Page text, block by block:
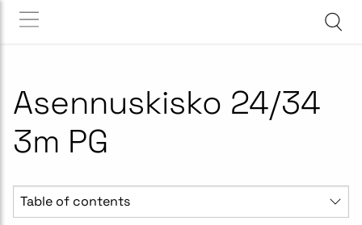
Asennuskisko 24/34
3m PG
Table of contents